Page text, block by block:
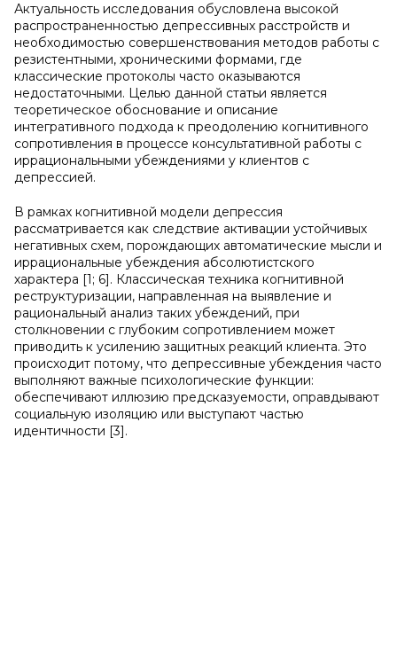
Актуальность исследования обусловлена высокой
распространенностью депрессивных расстройств и
необходимостью совершенствования методов работы с
резистентными, хроническими формами, где
классические протоколы часто оказываются
недостаточными. Целью данной статьи является
теоретическое обоснование и описание
интегративного подхода к преодолению когнитивного
сопротивления в процессе консультативной работы с
иррациональными убеждениями у клиентов с
депрессией.
В рамках когнитивной модели депрессия
рассматривается как следствие активации устойчивых
негативных схем, порождающих автоматические мысли и
иррациональные убеждения абсолютистского
характера [1; 6]. Классическая техника когнитивной
реструктуризации, направленная на выявление и
рациональный анализ таких убеждений, при
столкновении с глубоким сопротивлением может
приводить к усилению защитных реакций клиента. Это
происходит потому, что депрессивные убеждения часто
выполняют важные психологические функции:
обеспечивают иллюзию предсказуемости, оправдывают
социальную изоляцию или выступают частью
идентичности [3].